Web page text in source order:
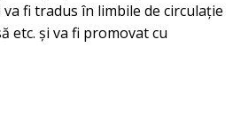
fi tradus în limbile de circulație
etc. și va fi promovat cu